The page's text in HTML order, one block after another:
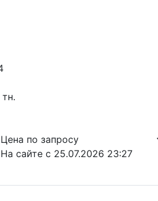
Цена по запросу
На сайте с 25.07.2026 23:27